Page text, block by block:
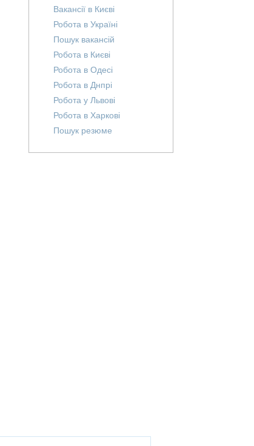
Вакансії в Києві
Робота в Україні
Пошук вакансій
Робота в Києві
Робота в Одесі
Робота в Днпрі
Робота у Львові
Робота в Харкові
Пошук резюме